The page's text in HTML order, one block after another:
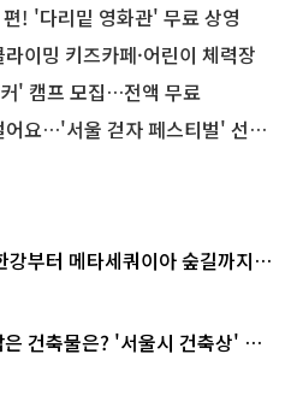
! '다리밑 영화관' 무료 상영
이밍 키즈카페·어린이 체력장
' 캠프 모집…전액 무료
서울 걷자 페스티벌' 선착순 5천명
강부터 메타세쿼이아 숲길까지…
건축물은? '서울시 건축상' 수